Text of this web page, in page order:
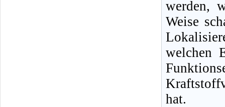
werden,
Weise
welchen
hat.